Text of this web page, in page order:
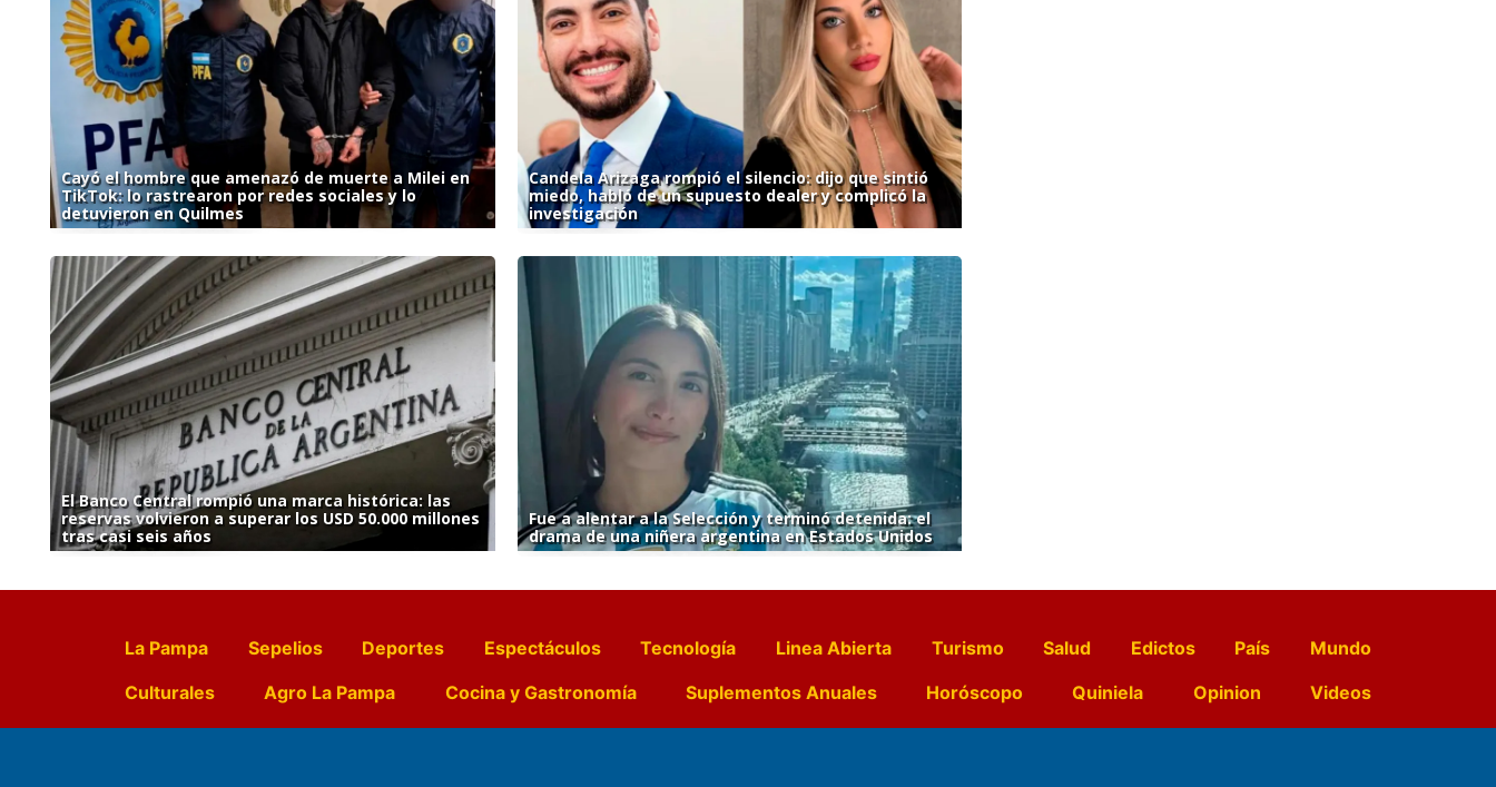
Cayó el hombre que amenazó de muerte a Milei en
TikTok: lo rastrearon por redes sociales y lo
detuvieron en Quilmes
Candela Arizaga rompió el silencio: dijo que sintió
miedo, habló de un supuesto dealer y complicó la
investigación
El Banco Central rompió una marca histórica: las
reservas volvieron a superar los USD 50.000 millones
tras casi seis años
Fue a alentar a la Selección y terminó detenida: el
drama de una niñera argentina en Estados Unidos
La Pampa Sepelios Deportes Espectáculos Tecnología Linea Abierta Turismo Salud Edictos País
Mundo
Culturales
Agro La Pampa Cocina y Gastronomía Suplementos Anuales Horóscopo Quiniela Opinion
Videos